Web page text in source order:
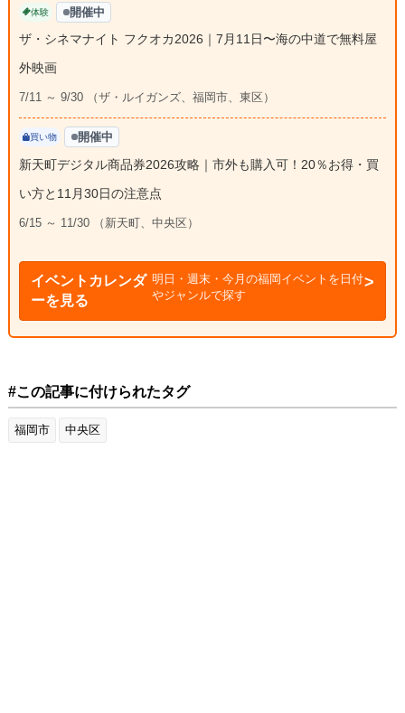
体験 開催中
ザ・シネマナイト フクオカ2026｜7月11日〜海の中道で無料屋
外映画
7/11 ～ 9/30 （ザ・ルイガンズ、福岡市、東区）
買い物 開催中
新天町デジタル商品券2026攻略｜市外も購入可！20％お得・買
い方と11月30日の注意点
6/15 ～ 11/30 （新天町、中央区）
イベントカレンダ
ーを見る
明日・週末・今月の福岡イベントを日付
やジャンルで探す
#この記事に付けられたタグ
福岡市 中央区